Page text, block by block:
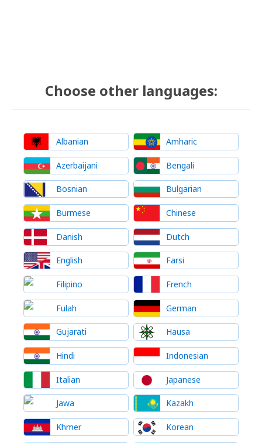
Choose other languages:
Albanian Amharic
Azerbaijani Bengali
Bosnian Bulgarian
Burmese Chinese
Danish Dutch
English Farsi
Filipino French
Fulah German
Gujarati Hausa
Hindi Indonesian
Italian Japanese
Jawa Kazakh
Khmer Korean